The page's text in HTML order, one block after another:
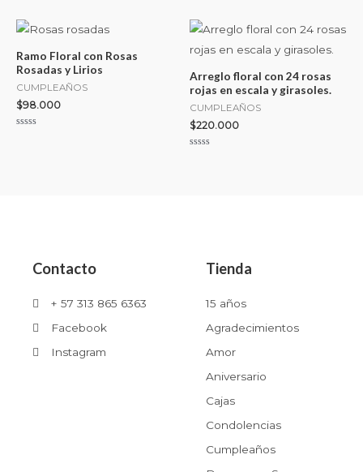
de
5
Ramo Floral con Rosas
Rosadas y Lirios
CUMPLEAÑOS
$98.000
Arreglo floral con 24 rosas
rojas en escala y girasoles.
CUMPLEAÑOS
$220.000
Contacto
+ 57 313 865 6363
Facebook
Instagram
Tienda
15 años
Agradecimientos
Amor
Aniversario
Cajas
Condolencias
Cumpleaños